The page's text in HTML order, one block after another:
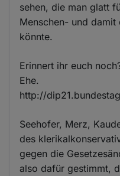
sehen, die man glatt
Menschen- und damit
könnte.
Erinnert ihr euch
Ehe.
http://
Seehofer, Merz,
des
gegen die
also dafür gestimmt,